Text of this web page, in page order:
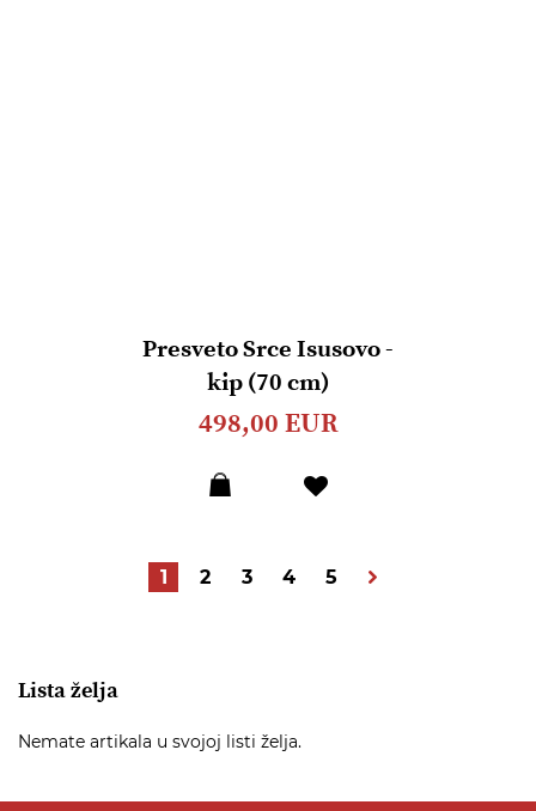
Presveto Srce Isusovo -
kip (70 cm)
498,00 EUR
Stranica
Trenutrno pregledavate stranicu
1 Stranica
2 Stranica
3 Stranica
4 Stranica
5
Lista želja
Nemate artikala u svojoj listi želja.